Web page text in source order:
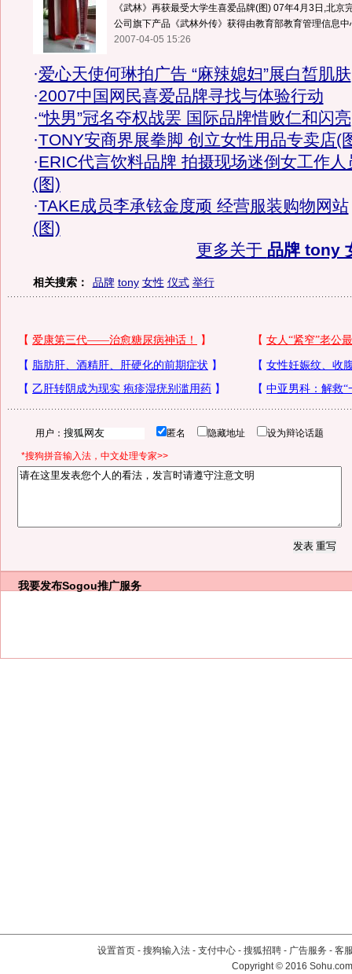
《武林》再获最受大学生喜爱品牌(图) 07年4月3日,北京
公司旗下产品《武林外传》获得由教育部教育管理信息中
2007-04-05 15:26
·爱心天使何琳拍广告 “麻辣媳妇”展白皙肌肤
·2007中国网民喜爱品牌寻找与体验行动
·“快男”冠名夺权战罢 国际品牌惜败仁和闪亮
·TONY安商界展拳脚 创立女性用品专卖店(
·ERIC代言饮料品牌 拍摄现场迷倒女工作人
(图)
·TAKE成员李承铉金度顽 经营服装购物网站
(图)
更多关于 品牌 tony
相关搜索： 品牌 tony 女性 仪式 举行
用户： 匿名 隐藏地址 设为辩论话题
*搜狗拼音输入法，中文处理专家>>
我要发布Sogou推广服务
设置首页 - 搜狗输入法 - 支付中心 - 搜狐招聘 - 广告服务 - 客
Copyright©2016